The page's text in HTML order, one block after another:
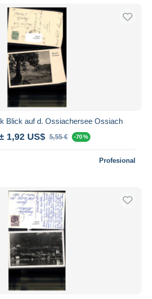
Blick auf d. Ossiachersee Ossiach
1,92 US$ 5,55 € -70 %
Profesional